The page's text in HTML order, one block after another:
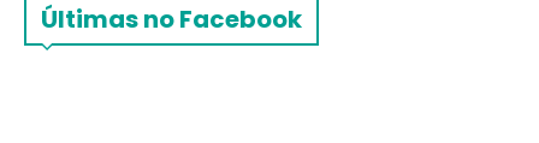
Últimas no Facebook